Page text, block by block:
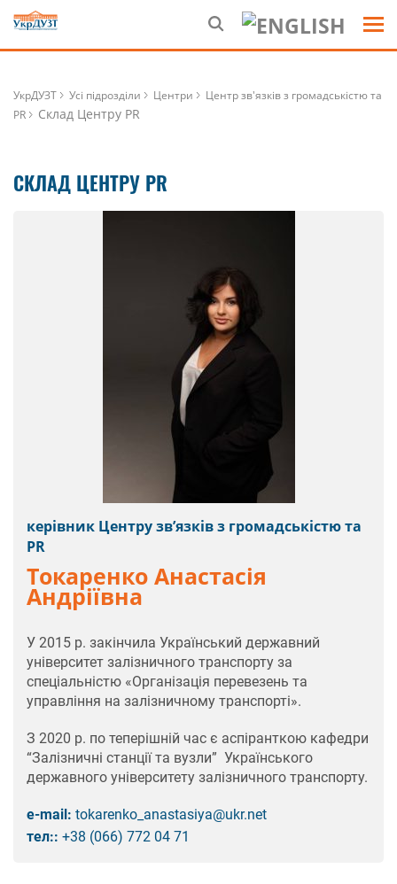
УкрДУЗТ Усі підрозділи Центри
Центр зв'язків з громадськістю та
PR
Склад Центру PR
СКЛАД ЦЕНТРУ PR
керівник Центру зв’язків з громадськістю та
PR
Токаренко Анастасія
Андріївна
У 2015 р. закінчила Український державний
університет залізничного транспорту за
спеціальністю «Організація перевезень та
управління на залізничному транспорті».
З 2020 р. по теперішній час є аспіранткою кафедри
“Залізничні станції та вузли” Українського
державного університету залізничного транспорту.
e-mail: tokarenko_anastasiya@ukr.net
тел:: +38 (066) 772 04 71